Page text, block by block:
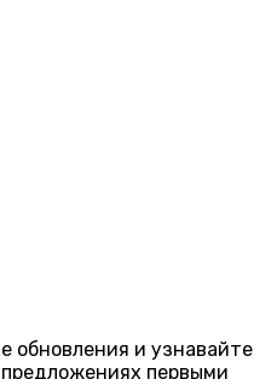
обновления и узнавайте
первыми